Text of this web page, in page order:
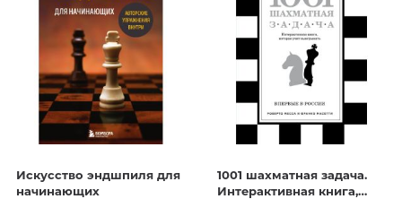
Искусство эндшпиля для
начинающих
1001 шахматная задача.
Интерактивная книга,